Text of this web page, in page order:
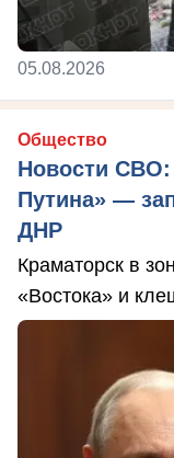
05.08.2026
Общество
Новости
Путина» —
ДНР
Краматорск в
«Востока» и